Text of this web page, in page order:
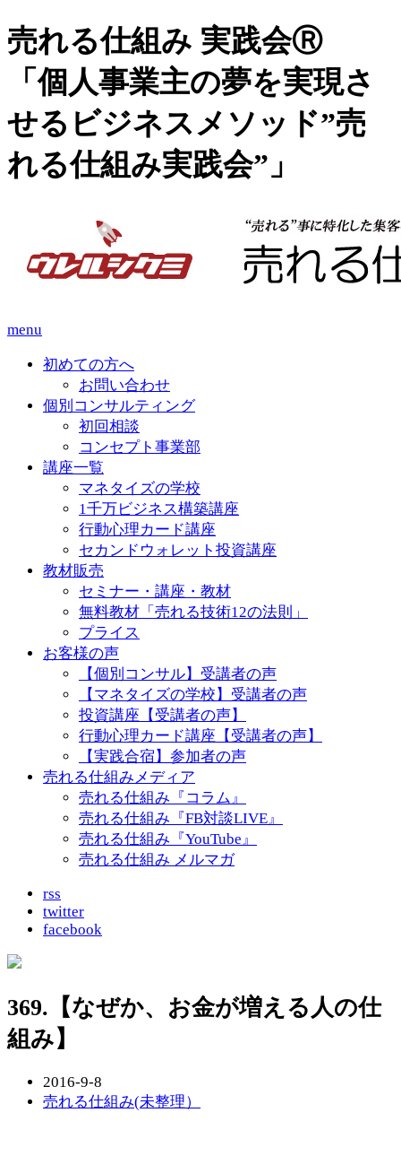
売れる仕組み 実践会Ⓡ
「個人事業主の夢を実現さ
せるビジネスメソッド”売
れる仕組み実践会”」
menu
初めての方へ
お問い合わせ
個別コンサルティング
初回相談
コンセプト事業部
講座一覧
マネタイズの学校
1千万ビジネス構築講座
行動心理カード講座
セカンドウォレット投資講座
教材販売
セミナー・講座・教材
無料教材「売れる技術12の法則」
プライス
お客様の声
【個別コンサル】受講者の声
【マネタイズの学校】受講者の声
投資講座【受講者の声】
行動心理カード講座【受講者の声】
【実践合宿】参加者の声
売れる仕組みメディア
売れる仕組み『コラム』
売れる仕組み『FB対談LIVE』
売れる仕組み『YouTube』
売れる仕組み メルマガ
rss
twitter
facebook
369.【なぜか、お金が増える人の仕
組み】
2016-9-8
売れる仕組み(未整理）